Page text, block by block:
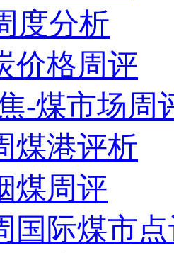
度分析
价格周评
-煤市场周
煤港评析
煤周评
国际煤市